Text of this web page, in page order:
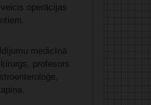
operācijas
medicīnā
profesors